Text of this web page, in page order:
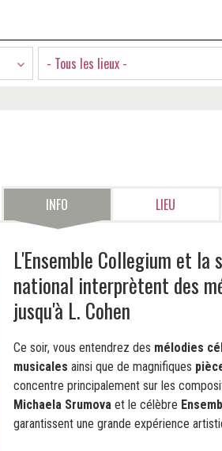
- Tous les lieux -
INFO LIEU
L'Ensemble Collegium et la
national interprètent des
jusqu'à L. Cohen
Ce soir, vous entendrez des mélodies
musicales ainsi que de magnifiques
concentre principalement sur les
Michaela Srumova et le célèbre
garantissent une grande expérience